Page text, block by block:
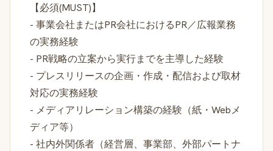
【必須(MUST)】
- 事業会社またはPR会社におけるPR／広報業務
の実務経験
- PR戦略の立案から実行までを主導した経験
- プレスリリースの企画・作成・配信および取材
対応の実務経験
- メディアリレーション構築の経験（紙・Webメ
ディア等）
- 社内外関係者（経営層、事業部、外部パートナ